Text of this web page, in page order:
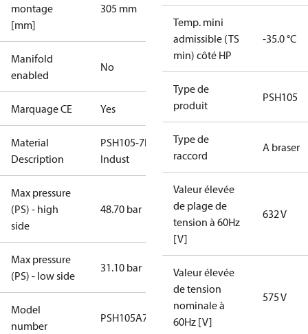
montage
[mm]
305 mm
Manifold
enabled
No
Marquage CE Yes
Material
Description
PSH105-7EN-
Indust
Max pressure
(PS) - high
side
48.70 bar
Max pressure
(PS) - low side
31.10 bar
Model
number
PSH105A7ENA
Temp. mini
admissible (TS
min) côté HP
-35.0 °C
Type de
produit
PSH105
Type de
raccord
A braser
Valeur élevée
de plage de
tension à 60Hz
[V]
632 V
Valeur élevée
de tension
nominale à
60Hz [V]
575 V